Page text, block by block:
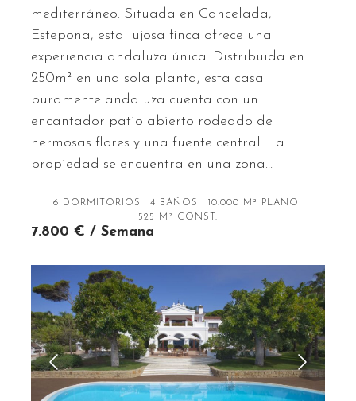
mediterráneo. Situada en Cancelada,
Estepona, esta lujosa finca ofrece una
experiencia andaluza única. Distribuida en
250m² en una sola planta, esta casa
puramente andaluza cuenta con un
encantador patio abierto rodeado de
hermosas flores y una fuente central. La
propiedad se encuentra en una zona…
6 DORMITORIOS 4 BAÑOS
10.000 M² PLANO
525 M² CONST.
7.800 € / Semana